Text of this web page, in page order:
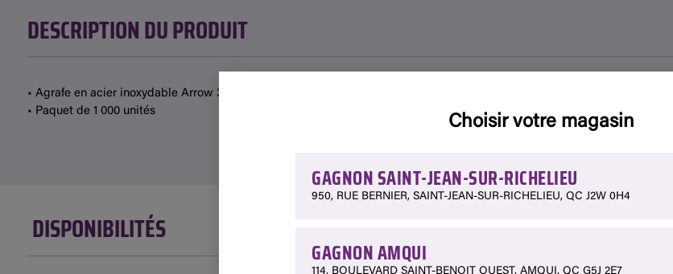
Choisir votre magasin
GAGNON SAINT-JEAN-SUR-RICHELIEU
950, RUE BERNIER, SAINT-JEAN-SUR-RICHELIEU, QC J2W 0H4
GAGNON AMQUI
114, BOULEVARD SAINT-BENOIT OUEST, AMQUI, QC G5J 2E7
DESCRIPTION DU PRODUIT
• Agrafe en acier inoxydable Arrow 3/8"
• Paquet de 1 000 unités
DISPONIBILITÉS